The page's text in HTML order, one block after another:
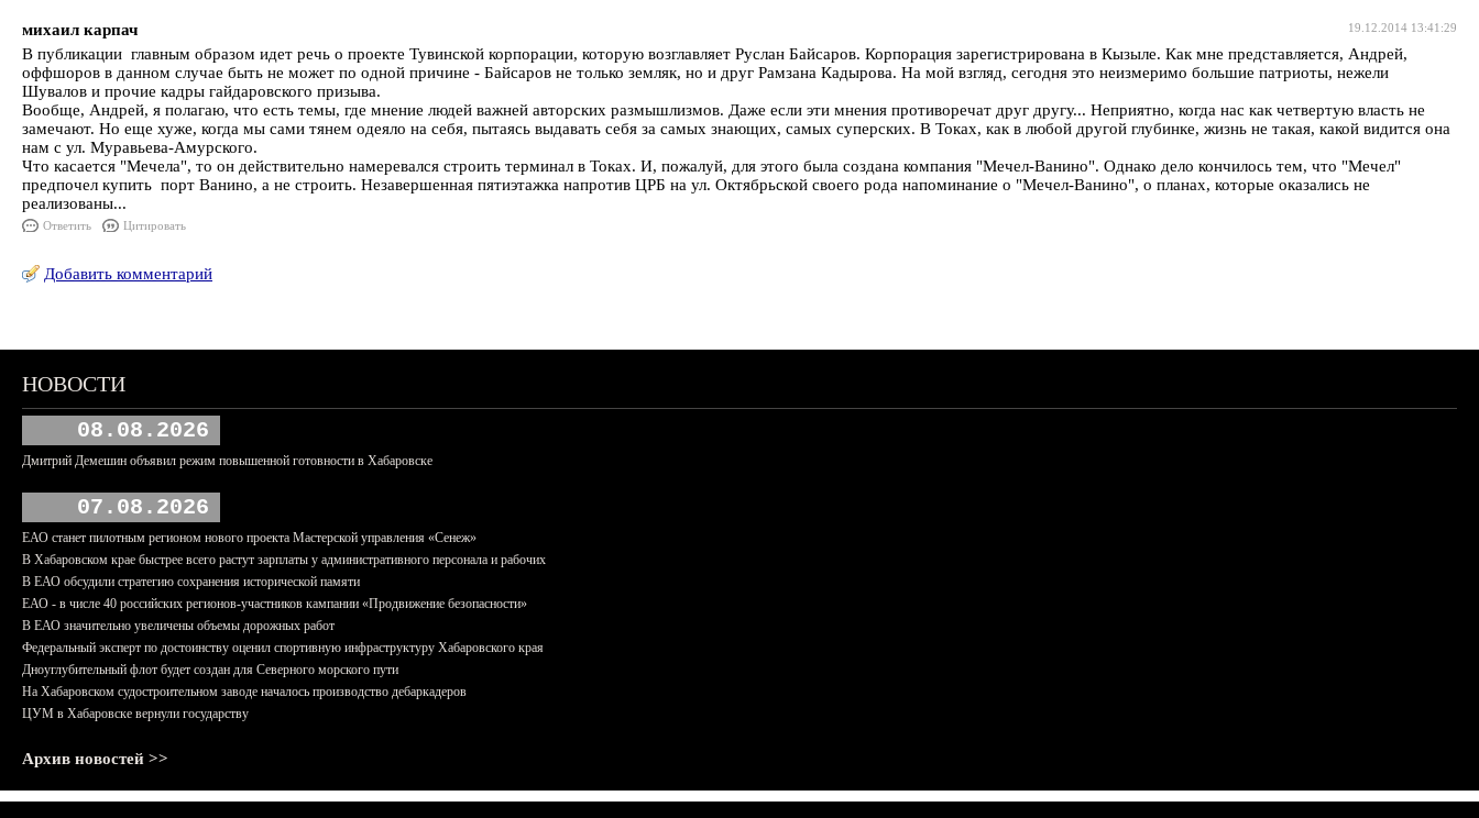
19.12.2014 13:41:29
михаил карпач
В публикации главным образом идет речь о проекте Тувинской корпорации, которую возглавляет Руслан Байсаров. Корпорация зарегистрирована в Кызыле. Как мне представляется, Андрей,
оффшоров в данном случае быть не может по одной причине - Байсаров не только земляк, но и друг Рамзана Кадырова. На мой взгляд, сегодня это неизмеримо большие патриоты, нежели
Шувалов и прочие кадры гайдаровского призыва.
Вообще, Андрей, я полагаю, что есть темы, где мнение людей важней авторских размышлизмов. Даже если эти мнения противоречат друг другу... Неприятно, когда нас как четвертую власть не
замечают. Но еще хуже, когда мы сами тянем одеяло на себя, пытаясь выдавать себя за самых знающих, самых суперских. В Токах, как в любой другой глубинке, жизнь не такая, какой видится она
нам с ул. Муравьева-Амурского.
Что касается "Мечела", то он действительно намеревался строить терминал в Токах. И, пожалуй, для этого была создана компания "Мечел-Ванино". Однако дело кончилось тем, что "Мечел"
предпочел купить порт Ванино, а не строить. Незавершенная пятиэтажка напротив ЦРБ на ул. Октябрьской своего рода напоминание о "Мечел-Ванино", о планах, которые оказались не
реализованы...
Ответить Цитировать
Добавить комментарий
НОВОСТИ
08.08.2026
Дмитрий Демешин объявил режим повышенной готовности в Хабаровске
07.08.2026
ЕАО станет пилотным регионом нового проекта Мастерской управления «Сенеж»
В Хабаровском крае быстрее всего растут зарплаты у административного персонала и рабочих
В ЕАО обсудили стратегию сохранения исторической памяти
ЕАО - в числе 40 российских регионов-участников кампании «Продвижение безопасности»
В ЕАО значительно увеличены объемы дорожных работ
Федеральный эксперт по достоинству оценил спортивную инфраструктуру Хабаровского края
Дноуглубительный флот будет создан для Северного морского пути
На Хабаровском судостроительном заводе началось производство дебаркадеров
ЦУМ в Хабаровске вернули государству
Архив новостей >>